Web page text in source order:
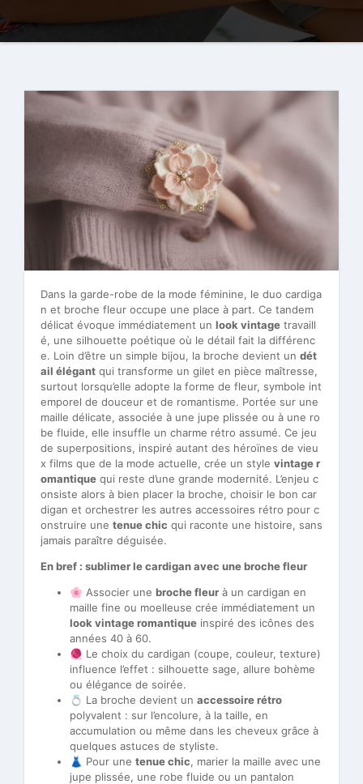
Dans la garde-robe de la mode féminine, le duo cardiga
n et broche fleur occupe une place à part. Ce tandem
délicat évoque immédiatement un look vintage travaill
é, une silhouette poétique où le détail fait la différenc
e. Loin d’être un simple bijou, la broche devient un dét
ail élégant qui transforme un gilet en pièce maîtresse,
surtout lorsqu’elle adopte la forme de fleur, symbole int
emporel de douceur et de romantisme. Portée sur une
maille délicate, associée à une jupe plissée ou à une ro
be fluide, elle insuffle un charme rétro assumé. Ce jeu
de superpositions, inspiré autant des héroïnes de vieu
x films que de la mode actuelle, crée un style vintage r
omantique qui reste d’une grande modernité. L’enjeu c
onsiste alors à bien placer la broche, choisir le bon car
digan et orchestrer les autres accessoires rétro pour c
onstruire une tenue chic qui raconte une histoire, sans
jamais paraître déguisée.
En bref : sublimer le cardigan avec une broche fleur
🌸 Associer une broche fleur à un cardigan en
maille fine ou moelleuse crée immédiatement un
look vintage romantique inspiré des icônes des
années 40 à 60.
🧶 Le choix du cardigan (coupe, couleur, texture)
influence l’effet : silhouette sage, allure bohème
ou élégance de soirée.
💍 La broche devient un accessoire rétro
polyvalent : sur l’encolure, à la taille, en
accumulation ou même dans les cheveux grâce à
quelques astuces de styliste.
👗 Pour une tenue chic, marier la maille avec une
jupe plissée, une robe fluide ou un pantalon